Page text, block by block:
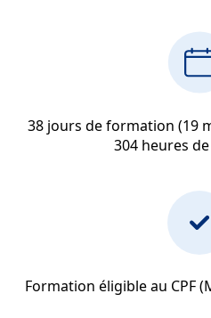
38 jours de formation (19
304 heures
Formation éligible au CPF